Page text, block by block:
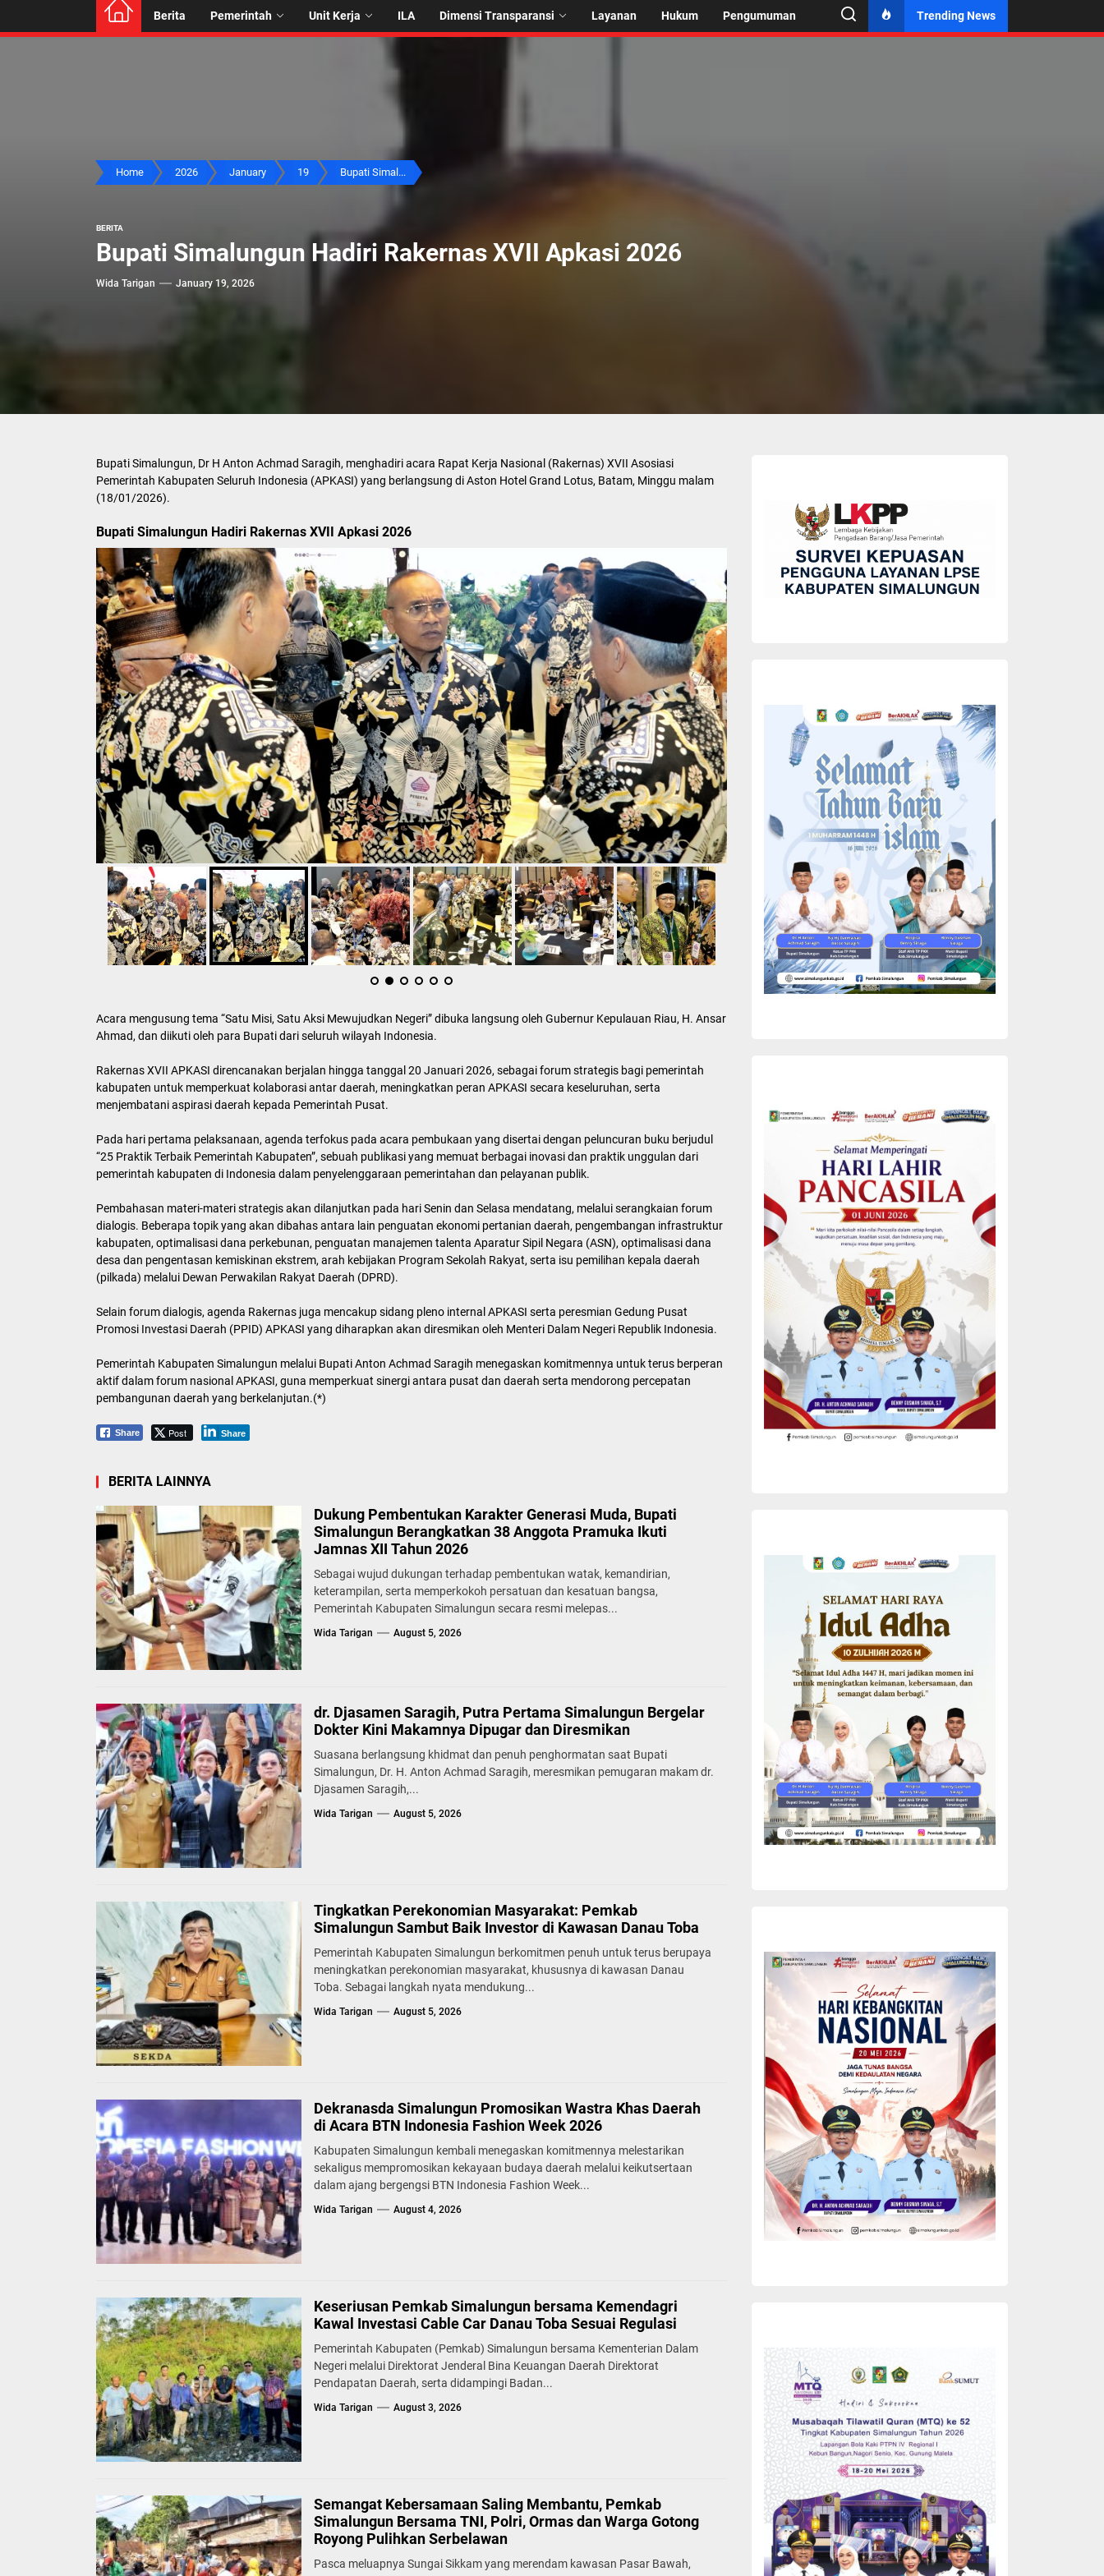
Berita Pemerintah Unit Kerja ILA Dimensi Transparansi Layanan Hukum Pengumuman Trending News
Home 2026 January 19 Bupati Simal...
BERITA
Bupati Simalungun Hadiri Rakernas XVII Apkasi 2026
Wida Tarigan January 19, 2026
Bupati Simalungun, Dr H Anton Achmad Saragih, menghadiri acara Rapat Kerja Nasional (Rakernas) XVII Asosiasi
Pemerintah Kabupaten Seluruh Indonesia (APKASI) yang berlangsung di Aston Hotel Grand Lotus, Batam, Minggu malam
(18/01/2026).
Bupati Simalungun Hadiri Rakernas XVII Apkasi 2026
Acara mengusung tema “Satu Misi, Satu Aksi Mewujudkan Negeri” dibuka langsung oleh Gubernur Kepulauan Riau, H. Ansar
Ahmad, dan diikuti oleh para Bupati dari seluruh wilayah Indonesia.
Rakernas XVII APKASI direncanakan berjalan hingga tanggal 20 Januari 2026, sebagai forum strategis bagi pemerintah
kabupaten untuk memperkuat kolaborasi antar daerah, meningkatkan peran APKASI secara keseluruhan, serta
menjembatani aspirasi daerah kepada Pemerintah Pusat.
Pada hari pertama pelaksanaan, agenda terfokus pada acara pembukaan yang disertai dengan peluncuran buku berjudul
“25 Praktik Terbaik Pemerintah Kabupaten”, sebuah publikasi yang memuat berbagai inovasi dan praktik unggulan dari
pemerintah kabupaten di Indonesia dalam penyelenggaraan pemerintahan dan pelayanan publik.
Pembahasan materi-materi strategis akan dilanjutkan pada hari Senin dan Selasa mendatang, melalui serangkaian forum
dialogis. Beberapa topik yang akan dibahas antara lain penguatan ekonomi pertanian daerah, pengembangan infrastruktur
kabupaten, optimalisasi dana perkebunan, penguatan manajemen talenta Aparatur Sipil Negara (ASN), optimalisasi dana
desa dan pengentasan kemiskinan ekstrem, arah kebijakan Program Sekolah Rakyat, serta isu pemilihan kepala daerah
(pilkada) melalui Dewan Perwakilan Rakyat Daerah (DPRD).
Selain forum dialogis, agenda Rakernas juga mencakup sidang pleno internal APKASI serta peresmian Gedung Pusat
Promosi Investasi Daerah (PPID) APKASI yang diharapkan akan diresmikan oleh Menteri Dalam Negeri Republik Indonesia.
Pemerintah Kabupaten Simalungun melalui Bupati Anton Achmad Saragih menegaskan komitmennya untuk terus berperan
aktif dalam forum nasional APKASI, guna memperkuat sinergi antara pusat dan daerah serta mendorong percepatan
pembangunan daerah yang berkelanjutan.(*)
Share Post Share
BERITA LAINNYA
Dukung Pembentukan Karakter Generasi Muda, Bupati
Simalungun Berangkatkan 38 Anggota Pramuka Ikuti
Jamnas XII Tahun 2026
Sebagai wujud dukungan terhadap pembentukan watak, kemandirian,
keterampilan, serta memperkokoh persatuan dan kesatuan bangsa,
Pemerintah Kabupaten Simalungun secara resmi melepas...
Wida Tarigan August 5, 2026
dr. Djasamen Saragih, Putra Pertama Simalungun Bergelar
Dokter Kini Makamnya Dipugar dan Diresmikan
Suasana berlangsung khidmat dan penuh penghormatan saat Bupati
Simalungun, Dr. H. Anton Achmad Saragih, meresmikan pemugaran makam dr.
Djasamen Saragih,...
Wida Tarigan August 5, 2026
Tingkatkan Perekonomian Masyarakat: Pemkab
Simalungun Sambut Baik Investor di Kawasan Danau Toba
Pemerintah Kabupaten Simalungun berkomitmen penuh untuk terus berupaya
meningkatkan perekonomian masyarakat, khususnya di kawasan Danau
Toba. Sebagai langkah nyata mendukung...
Wida Tarigan August 5, 2026
Dekranasda Simalungun Promosikan Wastra Khas Daerah
di Acara BTN Indonesia Fashion Week 2026
Kabupaten Simalungun kembali menegaskan komitmennya melestarikan
sekaligus mempromosikan kekayaan budaya daerah melalui keikutsertaan
dalam ajang bergengsi BTN Indonesia Fashion Week...
Wida Tarigan August 4, 2026
Keseriusan Pemkab Simalungun bersama Kemendagri
Kawal Investasi Cable Car Danau Toba Sesuai Regulasi
Pemerintah Kabupaten (Pemkab) Simalungun bersama Kementerian Dalam
Negeri melalui Direktorat Jenderal Bina Keuangan Daerah Direktorat
Pendapatan Daerah, serta didampingi Badan...
Wida Tarigan August 3, 2026
Semangat Kebersamaan Saling Membantu, Pemkab
Simalungun Bersama TNI, Polri, Ormas dan Warga Gotong
Royong Pulihkan Serbelawan
Pasca meluapnya Sungai Sikkam yang merendam kawasan Pasar Bawah,